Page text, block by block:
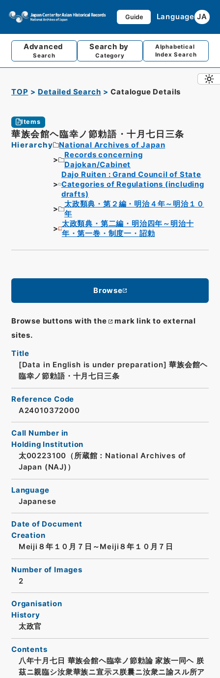
Guide Language JA
Advanced
Search
Search by
Category
Alphabetical
Index Search
TOP Detailed Search Catalogue Details
Items
華族会館ヘ臨幸ノ節勅語・十月七日三条
Hierarchy
National Archives of Japan
Records concerning
Dajokan/Cabinet
Dajo Ruiten : Grand Council of State
Categories of Regulations (including
drafts)
太政類典・第２編・明治４年～明治１０
年
太政類典・第二編・明治四年～明治十
年・第一巻・制度一・詔勅
Browse
Browse buttons with the
mark link to external
sites.
Title
[Data in English is under preparation] 華族会館ヘ
臨幸ノ節勅語・十月七日三条
Reference Code
A24010372000
Call Number in
Holding Institution
太00223100（所蔵館：National Archives of
Japan (NAJ)）
Language
Japanese
Date of Document
Creation
Meiji８年１０月７日～Meiji８年１０月７日
Number of Images
2
Organisation
History
太政官
Contents
八年十月七日 華族会館ヘ臨幸ノ節勅論 家族一同ヘ 朕
茲ニ親臨シ汝衆華族ニ宣示ス朕曩ニ汝衆ニ諭スル所ア